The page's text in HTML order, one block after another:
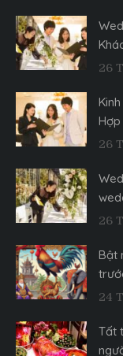
26
Hợp
26
26
Bật
24
Tất